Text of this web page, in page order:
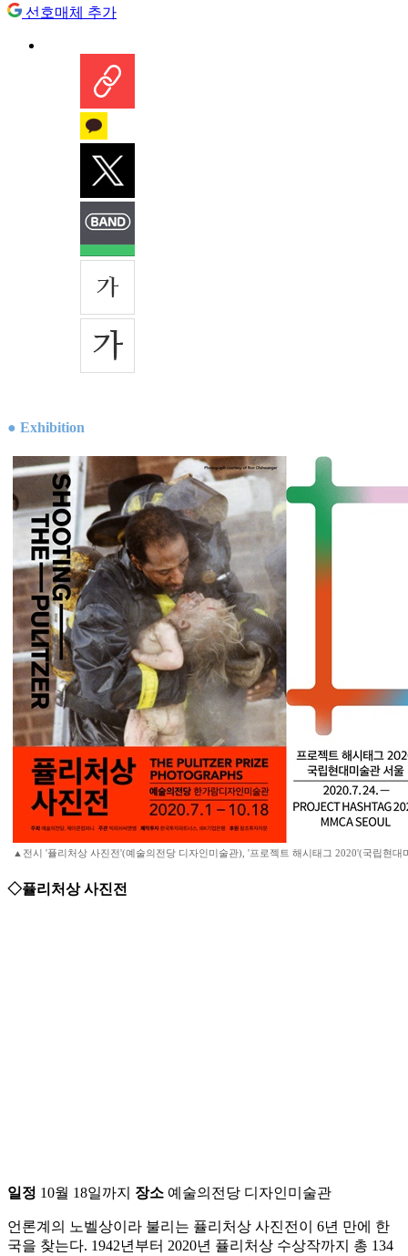
선호매체 추가
● Exhibition
▲전시 '퓰리처상 사진전'(예술의전당 디자인미술관), '프로젝트 해시태그 2020'(국립현대
◇퓰리처상 사진전
일정 10월 18일까지 장소 예술의전당 디자인미술관
언론계의 노벨상이라 불리는 퓰리처상 사진전이 6년 만에 한
국을 찾는다. 1942년부터 2020년 퓰리처상 수상작까지 총 134